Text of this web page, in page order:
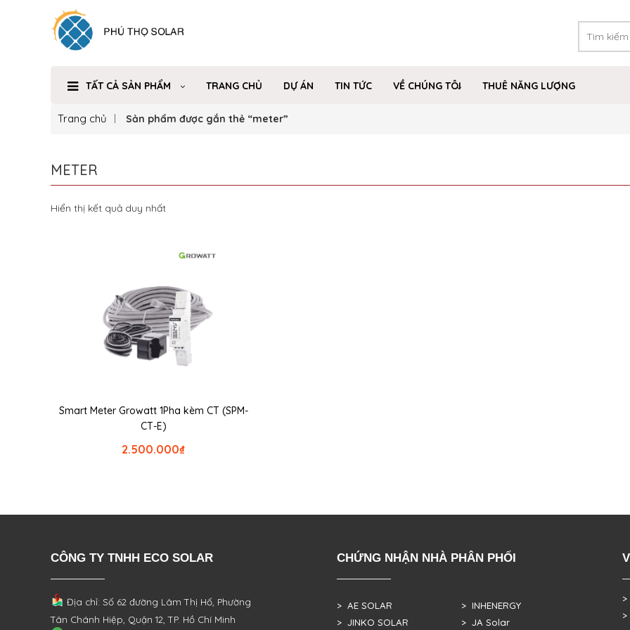
TẤT CẢ SẢN PHẨM TRANG CHỦ DỰ ÁN TIN TỨC VỀ CHÚNG TÔI THUÊ NĂNG LƯỢNG
Trang chủ Sản phẩm được gắn thẻ “meter”
METER
Hiển thị kết quả duy nhất
Smart Meter Growatt 1Pha kèm CT (SPM-
CT-E)
₫
2.500.000
CÔNG TY TNHH ECO SOLAR
Địa chỉ: Số 62 đường Lâm Thị Hố, Phường
Tân Chánh Hiệp, Quận 12, TP. Hồ Chí Minh
CHỨNG NHẬN NHÀ PHÂN PHỐI
> AE SOLAR
> JINKO SOLAR
> INHENERGY
> JA Solar
>